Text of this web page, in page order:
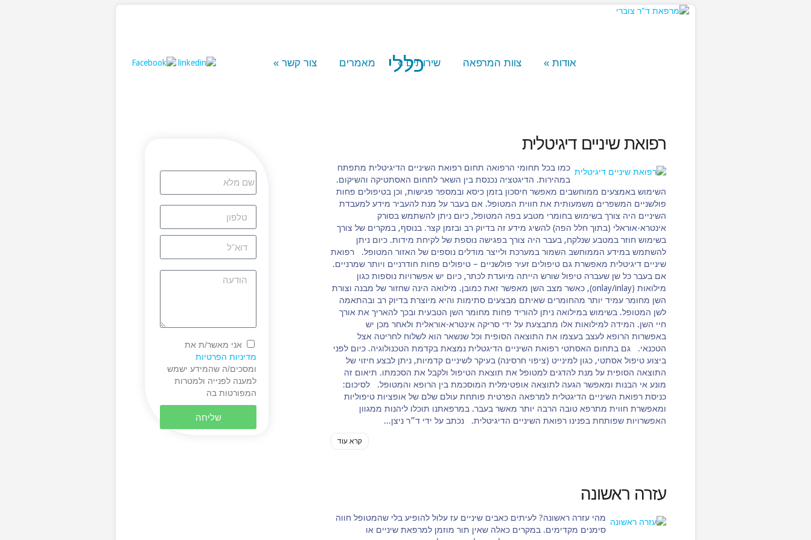
אודות » צוות המרפאה שירותים» מאמרים צור קשר » כללי
רפואת שיניים דיגיטלית
כמו בכל תחומי הרפואה תחום רפואת השיניים הדיגיטלית מתפתח
במהירות. הדיגטציה נכנסת בין השאר לתחום האסתטיקה והשיקום.
השימוש באמצעים ממוחשבים מאפשר חיסכון בזמן כיסא ובמספר פגישות, וכן בטיפולים פחות
פולשניים המשפרים משמעותית את חווית המטופל. אם בעבר על מנת להעביר מידע למעבדת
השיניים היה צורך בשימוש בחומרי מטבע בפה המטופל, כיום ניתן להשתמש בסורק
אינטרא-אוראלי (בתוך חלל הפה) להשיג מידע זה בדיוק רב ובזמן קצר. בנוסף, במקרים של צורך
בשימוש חוזר במטבע שנלקח, בעבר היה צורך בפגישה נוספת של לקיחת מידות. כיום ניתן
להשתמש במידע הממוחשב השמור במערכת ולייצר מודלים נוספים של האזור המטופל. רפואת
שיניים דיגיטלית מאפשרת גם טיפולים זעיר פולשניים – טיפולים פחות חודרניים ויותר שמרניים.
אם בעבר כל שן שעברה טיפול שורש הייתה מיועדת לכתר, כיום יש אפשרויות נוספות כגון
מילואות (onlay/inlay), כאשר מצב השן מאפשר זאת כמובן. מילואה הינה שחזור של מבנה וצורת
השן מחומר עמיד יותר מהחומרים שאיתם מבצעים סתימות והיא מיוצרת בדיוק רב ובהתאמה
לשן המטופל. בשימוש במילואה ניתן להוריד פחות מחומר השן הטבעית ובכך להאריך את אורך
חיי השן. המידה למילואות אלו מתבצעת על ידי סריקה אינטרא-אוראלית ולאחר מכן יש
באפשרות הרופא לעצב בעצמו את התוצאה הסופית וכל שנשאר הוא לשלוח לחריטה אצל
הטכנאי. גם בתחום האסתטי רפואת השיניים הדיגטלית נמצאת בקדמת הטכנולוגיה. כיום לפני
ביצוע טיפול אסתטי, כגון למינייט (ציפוי חרסינה) בעיקר לשיניים קדמיות, ניתן לבצע חיזוי של
התוצאה הסופית על מנת להדגים למטופל את תוצאת הטיפול ולקבל את הסכמתו. תיאום זה
מונע אי הבנות ומאפשר הגעה לתוצאה אופטימלית המוסכמת בין הרופא והמטופל. לסיכום:
כניסת רפואת השיניים הדיגטלית למרפאה הפרטית פותחת עולם שלם של אופציות טיפוליות
ומאפשרת חווית מתרפא טובה הרבה יותר מאשר בעבר. במרפאתנו תוכלו ליהנות ממגוון
האפשרויות שפותחת בפנינו רפואת השיניים הדיגיטלית. נכתב על ידי ד״ר ניצן...
קרא עוד
עזרה ראשונה
מהי עזרה ראשונה? לעיתים כאבים שיניים עז עלול להופיע בלי שהמטופל חווה
סימנים מקדימים. במקרים כאלה שאין תור מוזמן למרפאת שיניים או
אני מאשר/ת את
מדיניות הפרטיות
ומסכים/ה שהמידע ישמש
למענה לפנייה ולמטרות
המפורטות בה
שליחה